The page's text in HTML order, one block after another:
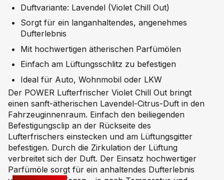
Duftvariante: Lavendel (Violet Chill Out)
Sorgt für ein langanhaltendes, angenehmes
Dufterlebnis
Mit hochwertigen ätherischen Parfümölen
Einfach am Lüftungsschlitz zu befestigen
Ideal für Auto, Wohnmobil oder LKW
Der POWER Lufterfrischer Violet Chill Out bringt
einen sanft-ätherischen Lavendel-Citrus-Duft in den
Fahrzeuginnenraum. Einfach den beiliegenden
Befestigungsclip an der Rückseite des
Lufterfrischers einstecken und am Lüftungsgitter
befestigen. Durch die Zirkulation der Lüftung
verbreitet sich der Duft. Der Einsatz hochwertiger
Parfümöle sorgt für ein anhaltendes Dufterlebnis